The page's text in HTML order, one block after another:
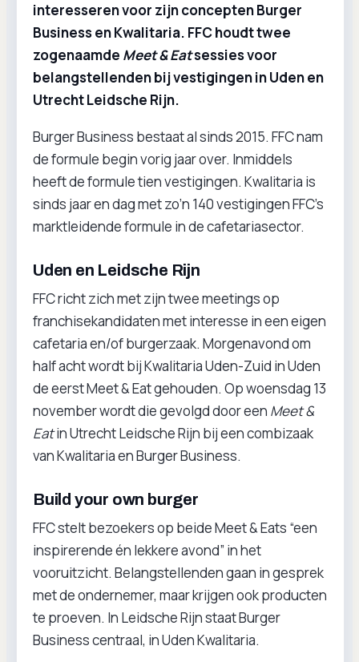
interesseren voor zijn concepten Burger
Business en Kwalitaria. FFC houdt twee
zogenaamde Meet & Eatsessies voor
belangstellenden bij vestigingen in Uden en
Utrecht Leidsche Rijn.
Burger Business bestaat al sinds 2015. FFC nam
de formule begin vorig jaar over. Inmiddels
heeft de formule tien vestigingen. Kwalitaria is
sinds jaar en dag met zo’n 140 vestigingen FFC's
marktleidende formule in de cafetariasector.
Uden en Leidsche Rijn
FFC richt zich met zijn twee meetings op
franchisekandidaten met interesse in een eigen
cafetaria en/of burgerzaak. Morgenavond om
half acht wordt bij Kwalitaria Uden-Zuid in Uden
de eerst Meet & Eat gehouden. Op woensdag 13
november wordt die gevolgd door een Meet &
Eatin Utrecht Leidsche Rijn bij een combizaak
van Kwalitaria en Burger Business.
Build your own burger
FFC stelt bezoekers op beide Meet & Eats “een
inspirerende én lekkere avond” in het
vooruitzicht. Belangstellenden gaan in gesprek
met de ondernemer, maar krijgen ook producten
te proeven. In Leidsche Rijn staat Burger
Business centraal, in Uden Kwalitaria.